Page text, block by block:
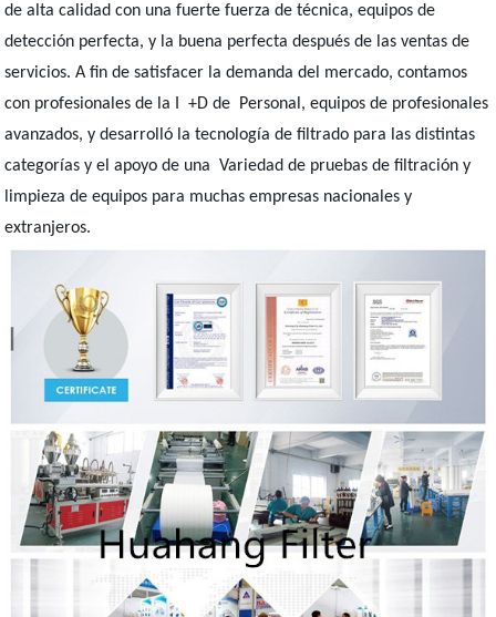
de alta calidad con una fuerte fuerza de técnica, equipos de
detección perfecta, y la buena perfecta después de las ventas de
servicios. A fin de satisfacer la demanda del mercado, contamos
con profesionales de la I +D de Personal, equipos de profesionales
avanzados, y desarrolló la tecnología de filtrado para las distintas
categorías y el apoyo de una Variedad de pruebas de filtración y
limpieza de equipos para muchas empresas nacionales y
extranjeros.